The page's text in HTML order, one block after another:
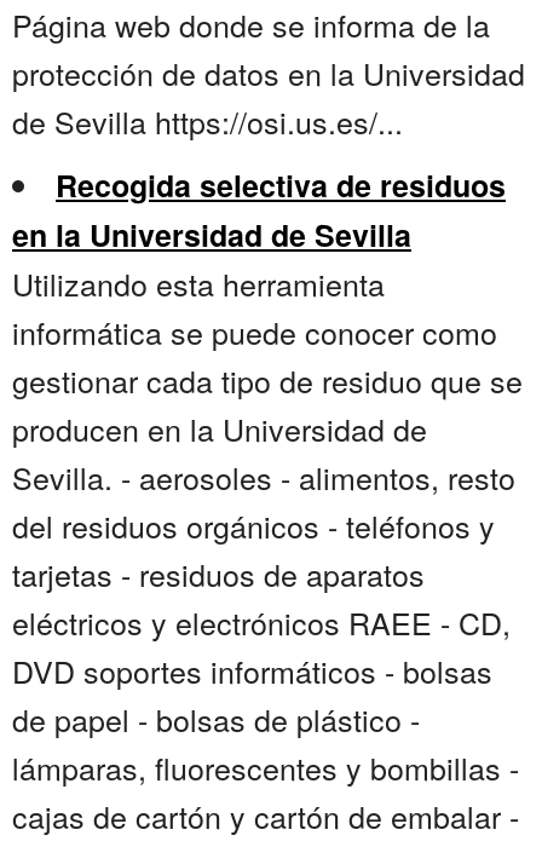
Página web donde se informa de la
protección de datos en la Universidad
de Sevilla https://osi.us.es/...
Recogida selectiva de residuos
en la Universidad de Sevilla
Utilizando esta herramienta
informática se puede conocer como
gestionar cada tipo de residuo que se
producen en la Universidad de
Sevilla. - aerosoles - alimentos, resto
del residuos orgánicos - teléfonos y
tarjetas - residuos de aparatos
eléctricos y electrónicos RAEE - CD,
DVD soportes informáticos - bolsas
de papel - bolsas de plástico -
lámparas, fluorescentes y bombillas -
cajas de cartón y cartón de embalar -